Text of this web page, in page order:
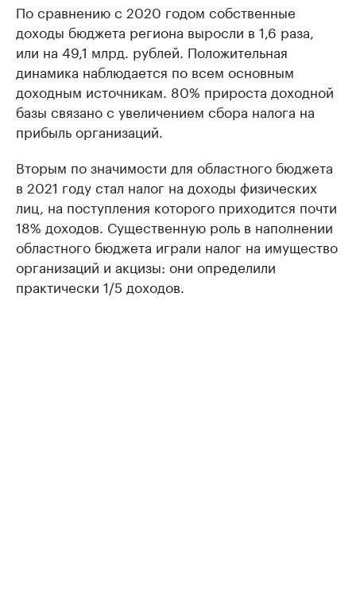
По сравнению с 2020 годом собственные
доходы бюджета региона выросли в 1,6 раза,
или на 49,1 млрд. рублей. Положительная
динамика наблюдается по всем основным
доходным источникам. 80% прироста доходной
базы связано с увеличением сбора налога на
прибыль организаций.
Вторым по значимости для областного бюджета
в 2021 году стал налог на доходы физических
лиц, на поступления которого приходится почти
18% доходов. Существенную роль в наполнении
областного бюджета играли налог на имущество
организаций и акцизы: они определили
практически 1/5 доходов.